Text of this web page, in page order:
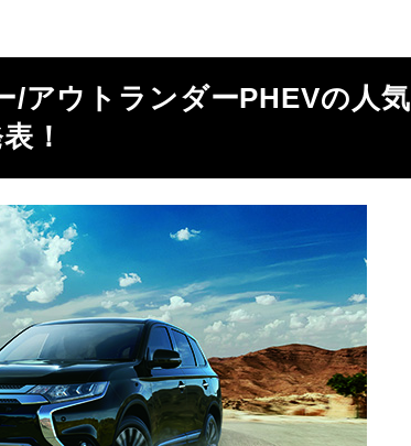
/アウトランダーPHEVの人気
！